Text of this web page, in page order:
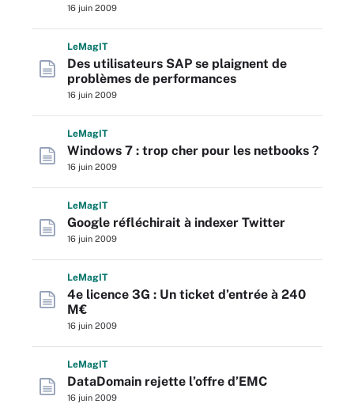
16 juin 2009
LeMagIT
Des utilisateurs SAP se plaignent de
problèmes de performances
16 juin 2009
LeMagIT
Windows 7 : trop cher pour les netbooks ?
16 juin 2009
LeMagIT
Google réfléchirait à indexer Twitter
16 juin 2009
LeMagIT
4e licence 3G : Un ticket d’entrée à 240
M€
16 juin 2009
LeMagIT
DataDomain rejette l’offre d’EMC
16 juin 2009